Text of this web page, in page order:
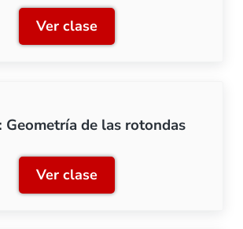
Ver claseClase 1: Principios
Geometría de las rotondas
Ver claseClase 2: Geometría de las